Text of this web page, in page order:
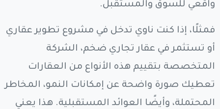
واقعي للسوق والمستقبل.
فمثلًا، إذا كنت ناوي تدخل في مشروع تطوير عقاري
أو تستثمر في عقار تجاري ضخم، الشركة
المتخصصة بتقييم هذه الأنواع من العقارات
تعطيك صورة واضحة عن إمكانات النمو، المخاطر
المحتملة، وأيضًا العوائد المستقبلية. هذا يعني